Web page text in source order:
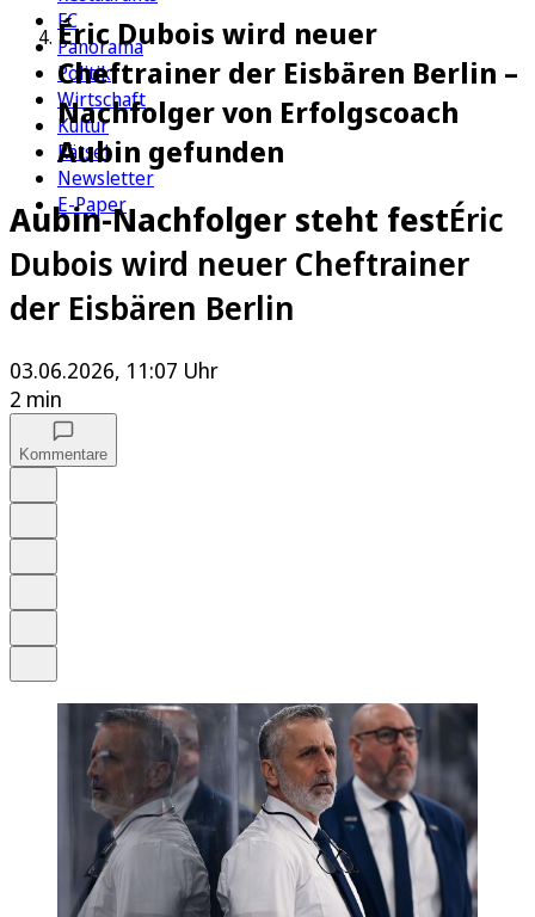
FC
Panorama
Politik
Wirtschaft
Kultur
Rätsel
Newsletter
E-Paper
Éric Dubois wird neuer
Cheftrainer der Eisbären Berlin –
Nachfolger von Erfolgscoach
Aubin gefunden
Aubin-Nachfolger steht festÉric
Dubois wird neuer Cheftrainer
der Eisbären Berlin
03.06.2026, 11:07 Uhr
2 min
Kommentare